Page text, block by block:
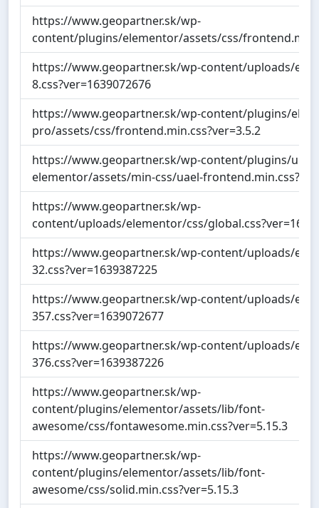
https://www.geopartner.sk/wp-
content/plugins/elementor/assets/css/
https://www.geopartner.sk/wp-content/uploads/
8.css?ver=1639072676
https://www.geopartner.sk/wp-content/plugins/
pro/assets/css/frontend.min.css?ver=3.5.2
https://www.geopartner.sk/wp-content/plugins/
elementor/assets/min-css/uael-
https://www.geopartner.sk/wp-
content/uploads/elementor/css/
https://www.geopartner.sk/wp-content/uploads/
32.css?ver=1639387225
https://www.geopartner.sk/wp-content/uploads/
357.css?ver=1639072677
https://www.geopartner.sk/wp-content/uploads/
376.css?ver=1639387226
https://www.geopartner.sk/wp-
content/plugins/elementor/assets/lib/font-
awesome/css/fontawesome.min.css?ver=5.15.3
https://www.geopartner.sk/wp-
content/plugins/elementor/assets/lib/font-
awesome/css/solid.min.css?ver=5.15.3